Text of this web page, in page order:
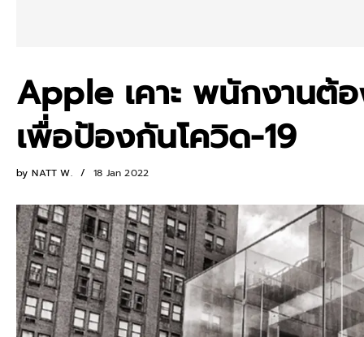
Apple เคาะ พนักงานต้
เพื่อป้องกันโควิด-19
by NATT W. 18 Jan 2022